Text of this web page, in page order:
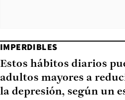
IMPERDIBLES
Estos hábitos diarios
adultos mayores a
la depresión, según un